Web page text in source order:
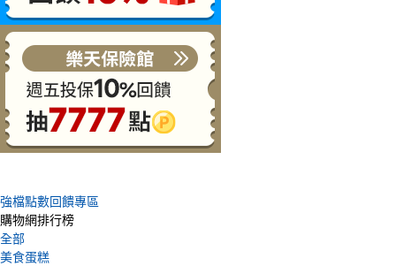
強檔點數回饋專區
購物網排行榜
全部
美食蛋糕